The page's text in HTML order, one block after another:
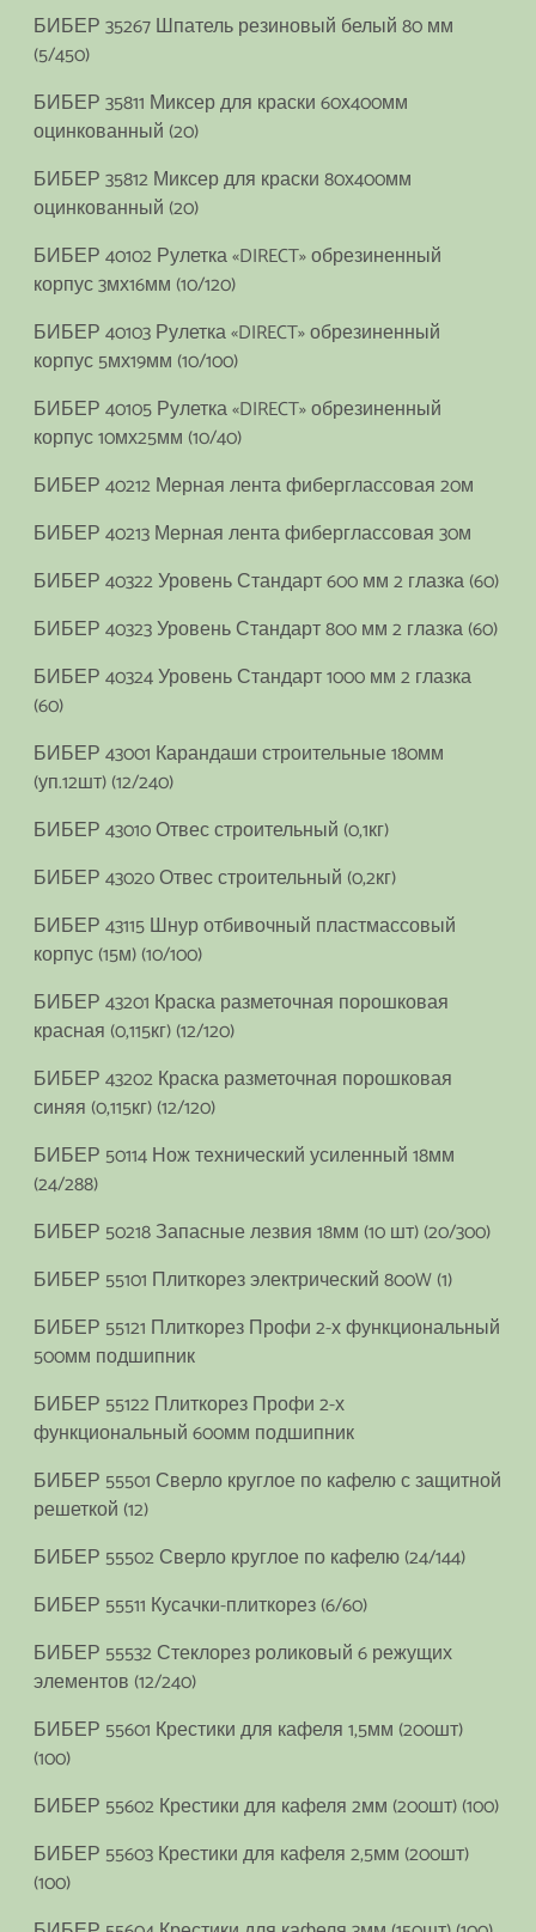
БИБЕР 35267 Шпатель резиновый белый 80 мм
(5/450)
БИБЕР 35811 Миксер для краски 60х400мм
оцинкованный (20)
БИБЕР 35812 Миксер для краски 80х400мм
оцинкованный (20)
БИБЕР 40102 Рулетка «DIRECT» обрезиненный
корпус 3мх16мм (10/120)
БИБЕР 40103 Рулетка «DIRECT» обрезиненный
корпус 5мх19мм (10/100)
БИБЕР 40105 Рулетка «DIRECT» обрезиненный
корпус 10мх25мм (10/40)
БИБЕР 40212 Мерная лента фиберглассовая 20м
БИБЕР 40213 Мерная лента фиберглассовая 30м
БИБЕР 40322 Уровень Стандарт 600 мм 2 глазка (60)
БИБЕР 40323 Уровень Стандарт 800 мм 2 глазка (60)
БИБЕР 40324 Уровень Стандарт 1000 мм 2 глазка
(60)
БИБЕР 43001 Карандаши строительные 180мм
(уп.12шт) (12/240)
БИБЕР 43010 Отвес строительный (0,1кг)
БИБЕР 43020 Отвес строительный (0,2кг)
БИБЕР 43115 Шнур отбивочный пластмассовый
корпус (15м) (10/100)
БИБЕР 43201 Краска разметочная порошковая
красная (0,115кг) (12/120)
БИБЕР 43202 Краска разметочная порошковая
синяя (0,115кг) (12/120)
БИБЕР 50114 Нож технический усиленный 18мм
(24/288)
БИБЕР 50218 Запасные лезвия 18мм (10 шт) (20/300)
БИБЕР 55101 Плиткорез электрический 800W (1)
БИБЕР 55121 Плиткорез Профи 2-х функциональный
500мм подшипник
БИБЕР 55122 Плиткорез Профи 2-х
функциональный 600мм подшипник
БИБЕР 55501 Сверло круглое по кафелю с защитной
решеткой (12)
БИБЕР 55502 Сверло круглое по кафелю (24/144)
БИБЕР 55511 Кусачки-плиткорез (6/60)
БИБЕР 55532 Стеклорез роликовый 6 режущих
элементов (12/240)
БИБЕР 55601 Крестики для кафеля 1,5мм (200шт)
(100)
БИБЕР 55602 Крестики для кафеля 2мм (200шт) (100)
БИБЕР 55603 Крестики для кафеля 2,5мм (200шт)
(100)